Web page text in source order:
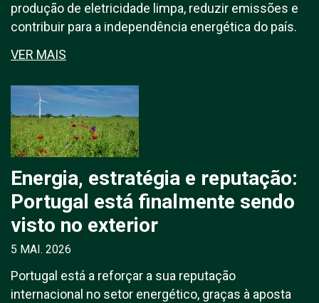
produção de eletricidade limpa, reduzir emissões e
contribuir para a independência energética do país.
VER MAIS
Energia, estratégia e reputação:
Portugal está finalmente sendo
visto no exterior
5 MAI. 2026
Portugal está a reforçar a sua reputação
internacional no setor energético, graças à aposta